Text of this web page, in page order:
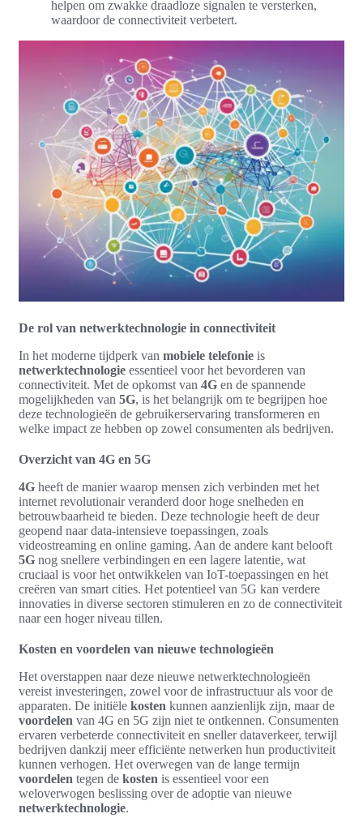
helpen om zwakke draadloze signalen te versterken,
waardoor de connectiviteit verbetert.
De rol van netwerktechnologie in connectiviteit
In het moderne tijdperk van mobiele telefonie is
netwerktechnologie essentieel voor het bevorderen van
connectiviteit. Met de opkomst van 4G en de spannende
mogelijkheden van 5G, is het belangrijk om te begrijpen hoe
deze technologieën de gebruikerservaring transformeren en
welke impact ze hebben op zowel consumenten als bedrijven.
Overzicht van 4G en 5G
4G heeft de manier waarop mensen zich verbinden met het
internet revolutionair veranderd door hoge snelheden en
betrouwbaarheid te bieden. Deze technologie heeft de deur
geopend naar data-intensieve toepassingen, zoals
videostreaming en online gaming. Aan de andere kant belooft
5G nog snellere verbindingen en een lagere latentie, wat
cruciaal is voor het ontwikkelen van IoT-toepassingen en het
creëren van smart cities. Het potentieel van 5G kan verdere
innovaties in diverse sectoren stimuleren en zo de connectiviteit
naar een hoger niveau tillen.
Kosten en voordelen van nieuwe technologieën
Het overstappen naar deze nieuwe netwerktechnologieën
vereist investeringen, zowel voor de infrastructuur als voor de
apparaten. De initiële kosten kunnen aanzienlijk zijn, maar de
voordelen van 4G en 5G zijn niet te ontkennen. Consumenten
ervaren verbeterde connectiviteit en sneller dataverkeer, terwijl
bedrijven dankzij meer efficiënte netwerken hun productiviteit
kunnen verhogen. Het overwegen van de lange termijn
voordelen tegen de kosten is essentieel voor een
weloverwogen beslissing over de adoptie van nieuwe
netwerktechnologie.